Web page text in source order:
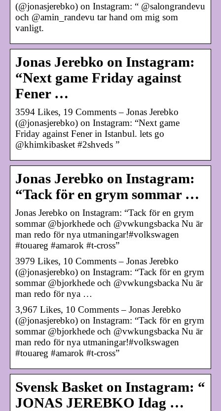
(@jonasjerebko) on Instagram: “ @salongrandevu
och @amin_randevu tar hand om mig som
vanligt.
Jonas Jerebko on Instagram:
“Next game Friday against
Fener …
3594 Likes, 19 Comments – Jonas Jerebko
(@jonasjerebko) on Instagram: “Next game
Friday against Fener in Istanbul. lets go
@khimkibasket #2shveds ”
Jonas Jerebko on Instagram:
“Tack för en grym sommar …
Jonas Jerebko on Instagram: “Tack för en grym
sommar @bjorkhede och @vwkungsbacka Nu är
man redo för nya utmaningar!#volkswagen
#touareg #amarok #t-cross”
3979 Likes, 10 Comments – Jonas Jerebko
(@jonasjerebko) on Instagram: “Tack för en grym
sommar @bjorkhede och @vwkungsbacka Nu är
man redo för nya …
3,967 Likes, 10 Comments – Jonas Jerebko
(@jonasjerebko) on Instagram: “Tack för en grym
sommar @bjorkhede och @vwkungsbacka Nu är
man redo för nya utmaningar!#volkswagen
#touareg #amarok #t-cross”
Svensk Basket on Instagram: “
JONAS JEREBKO Idag …